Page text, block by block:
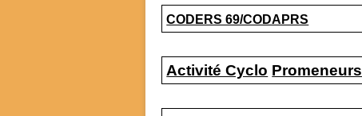
CODERS 69/CODAPRS
Activité Cyclo Promeneurs